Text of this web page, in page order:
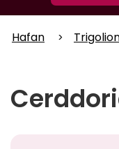
Hafan